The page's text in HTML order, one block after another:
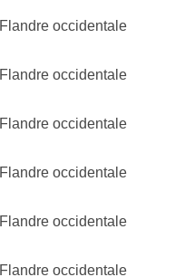
Flandre occidentale
Flandre occidentale
Flandre occidentale
Flandre occidentale
Flandre occidentale
Flandre occidentale